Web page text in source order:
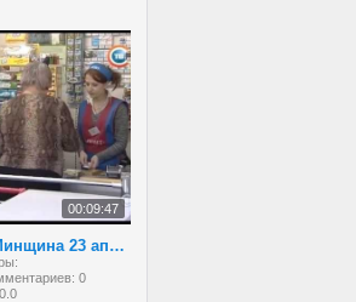
00:09:47
CTV.BY: Минщина 23 апреля 2013
0
0.0